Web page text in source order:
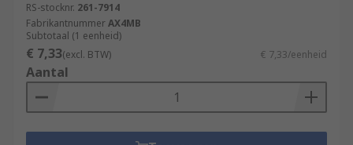
RS-stocknr. 261-7914
FabrikantnummerAX4MB
Subtotaal (1 eenheid)
€ 7,33(excl. BTW) € 7,33/eenheid
Aantal